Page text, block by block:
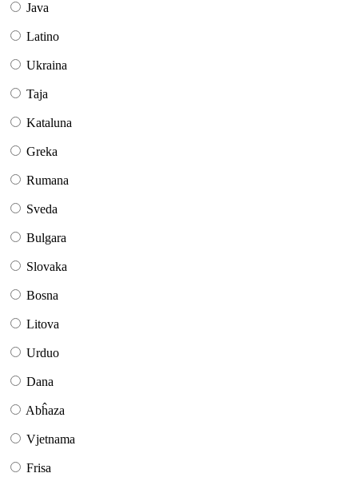
Java
Latino
Ukraina
Taja
Kataluna
Greka
Rumana
Sveda
Bulgara
Slovaka
Bosna
Litova
Urduo
Dana
Abĥaza
Vjetnama
Frisa